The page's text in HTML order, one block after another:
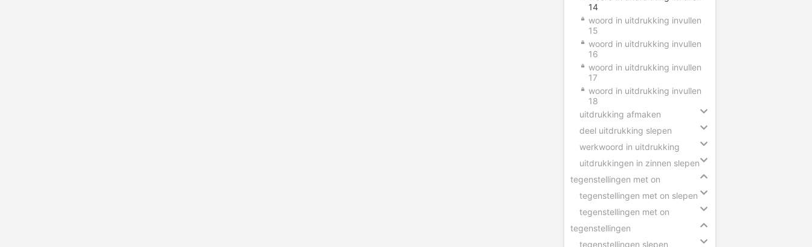
14
woord in uitdrukking invullen
15
woord in uitdrukking invullen
16
woord in uitdrukking invullen
17
woord in uitdrukking invullen
18
uitdrukking afmaken
deel uitdrukking slepen
werkwoord in uitdrukking
uitdrukkingen in zinnen slepen
tegenstellingen met on
tegenstellingen met on slepen
tegenstellingen met on
tegenstellingen
tegenstellingen slepen